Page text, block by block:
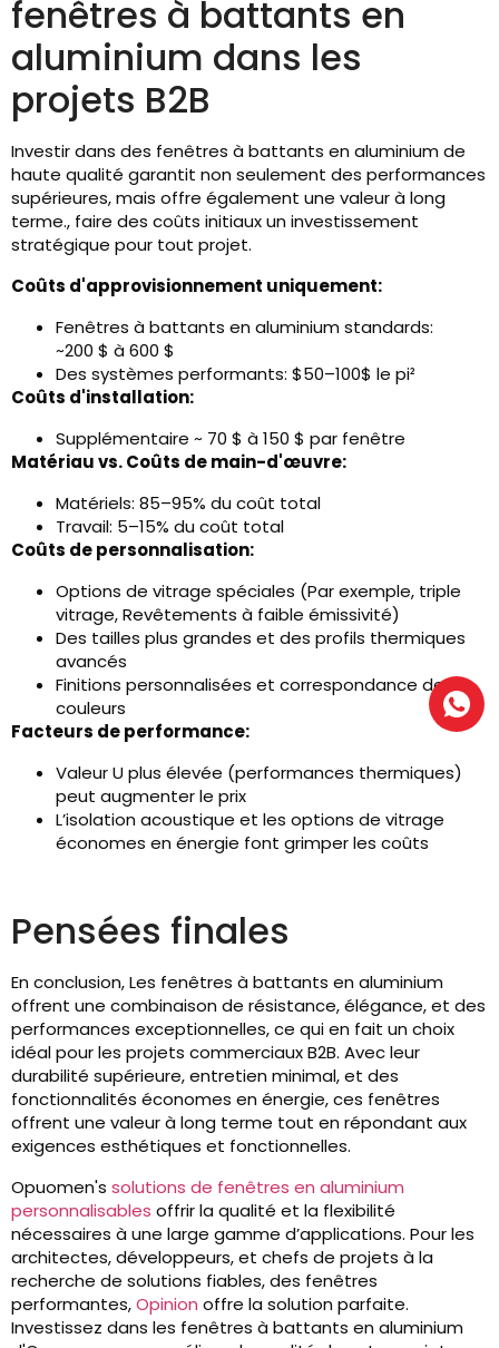
fenêtres à battants en
aluminium dans les
projets B2B
Investir dans des fenêtres à battants en aluminium de
haute qualité garantit non seulement des performances
supérieures, mais offre également une valeur à long
terme., faire des coûts initiaux un investissement
stratégique pour tout projet.
Coûts d'approvisionnement uniquement:
Fenêtres à battants en aluminium standards:
~200 $ à 600 $
Des systèmes performants: $50–100$ le pi²
Coûts d'installation:
Supplémentaire ~ 70 $ à 150 $ par fenêtre
Matériau vs. Coûts de main-d'œuvre:
Matériels: 85–95% du coût total
Travail: 5–15% du coût total
Coûts de personnalisation:
Options de vitrage spéciales (Par exemple, triple
vitrage, Revêtements à faible émissivité)
Des tailles plus grandes et des profils thermiques
avancés
Finitions personnalisées et correspondance des
couleurs
Facteurs de performance:
Valeur U plus élevée (performances thermiques)
peut augmenter le prix
L’isolation acoustique et les options de vitrage
économes en énergie font grimper les coûts
Pensées finales
En conclusion, Les fenêtres à battants en aluminium
offrent une combinaison de résistance, élégance, et des
performances exceptionnelles, ce qui en fait un choix
idéal pour les projets commerciaux B2B. Avec leur
durabilité supérieure, entretien minimal, et des
fonctionnalités économes en énergie, ces fenêtres
offrent une valeur à long terme tout en répondant aux
exigences esthétiques et fonctionnelles.
Opuomen's solutions de fenêtres en aluminium
personnalisables offrir la qualité et la flexibilité
nécessaires à une large gamme d’applications. Pour les
architectes, développeurs, et chefs de projets à la
recherche de solutions fiables, des fenêtres
performantes,Opinion offre la solution parfaite.
Investissez dans les fenêtres à battants en aluminium